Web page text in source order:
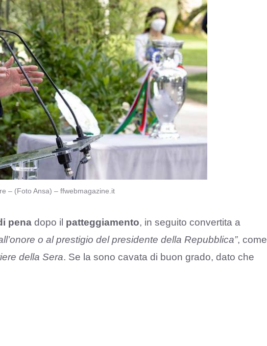
– (Foto Ansa) – ffwebmagazine.it
pena dopo il patteggiamento, in seguito convertita a
o al prestigio del presidente della Repubblica”, come
della Sera. Se la sono cavata di buon grado, dato che